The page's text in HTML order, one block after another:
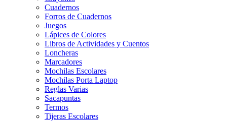
Cuadernos
Forros de Cuadernos
Juegos
Lápices de Colores
Libros de Actividades y Cuentos
Loncheras
Marcadores
Mochilas Escolares
Mochilas Porta Laptop
Reglas Varias
Sacapuntas
Termos
Tijeras Escolares